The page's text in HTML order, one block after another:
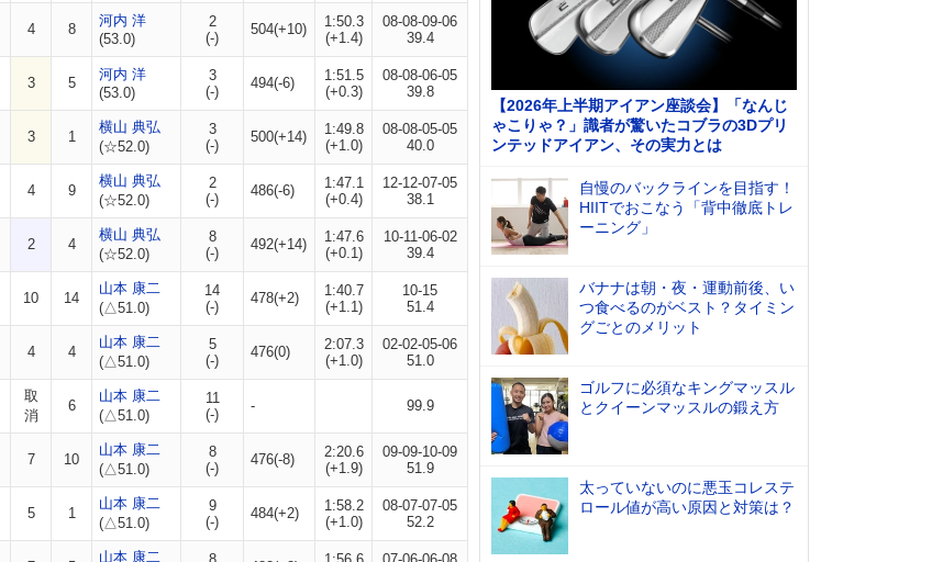
4 8
河内 洋
(53.0)
2
(-)
504(+10)
1:50.3
(+1.4)
08-08-09-06
39.4
3 5
河内 洋
(53.0)
3
(-)
494(-6)
1:51.5
(+0.3)
08-08-06-05
39.8
3 1
横山 典弘
(☆52.0)
3
(-)
500(+14)
1:49.8
(+1.0)
08-08-05-05
40.0
4 9
横山 典弘
(☆52.0)
2
(-)
486(-6)
1:47.1
(+0.4)
12-12-07-05
38.1
2 4
横山 典弘
(☆52.0)
8
(-)
492(+14)
1:47.6
(+0.1)
10-11-06-02
39.4
10 14
山本 康二
(△51.0)
14
(-)
478(+2)
1:40.7
(+1.1)
10-15
51.4
4 4
山本 康二
(△51.0)
5
(-)
476(0)
2:07.3
(+1.0)
02-02-05-06
51.0
取
消
6
山本 康二
(△51.0)
11
(-)
- 99.9
7 10
山本 康二
(△51.0)
8
(-)
476(-8)
2:20.6
(+1.9)
09-09-10-09
51.9
5 1
山本 康二
(△51.0)
9
(-)
484(+2)
1:58.2
(+1.0)
08-07-07-05
52.2
山本 康二
【2026年上半期アイアン座談会】「なんじ
ゃこりゃ？」識者が驚いたコブラの3Dプリ
ンテッドアイアン、その実力とは
自慢のバックラインを目指す！
HIITでおこなう「背中徹底トレ
ーニング」
バナナは朝・夜・運動前後、い
つ食べるのがベスト？タイミン
グごとのメリット
ゴルフに必須なキングマッスル
とクイーンマッスルの鍛え方
太っていないのに悪玉コレステ
ロール値が高い原因と対策は？